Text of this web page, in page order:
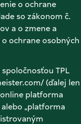
o ochrane
so zákonom č.
a o zmene a
ochrane osobných
spoločnosťou TPL
(ďalej len
online platforma
alebo „platforma